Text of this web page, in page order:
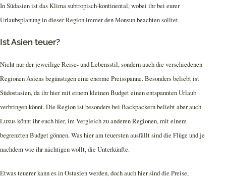
In Südasien ist das Klima subtropisch-kontinental, wobei ihr bei eurer
Urlaubsplanung in dieser Region immer den Monsun beachten solltet.
Ist Asien teuer?
Nicht nur der jeweilige Reise- und Lebensstil, sondern auch die verschiedenen
Regionen Asiens begünstigen eine enorme Preisspanne. Besonders beliebt ist
Südostasien, da ihr hier mit einem kleinen Budget einen entspannten Urlaub
verbringen könnt. Die Region ist besonders bei Backpackern beliebt aber auch
Luxus könnt ihr euch hier, im Vergleich zu anderen Regionen, mit einem
begrenzten Budget gönnen. Was hier am teuersten ausfällt sind die Flüge und je
nachdem wie ihr nächtigen wollt, die Unterkünfte.
Etwas teuerer kann es in Ostasien werden, doch auch hier sind die Preise,